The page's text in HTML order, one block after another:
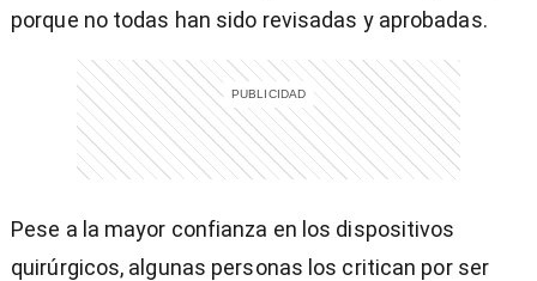
porque no todas han sido revisadas y aprobadas.
Pese a la mayor confianza en los dispositivos
quirúrgicos, algunas personas los critican por ser